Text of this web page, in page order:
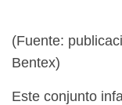
(Fuente:
Bentex)
Este conjunto